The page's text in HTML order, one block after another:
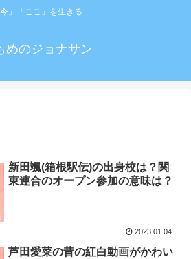
今」「ここ」を生きる
めのジョナサン
新田颯(箱根駅伝)の出身校は？関
東連合のオープン参加の意味は？
2023.01.04
芦田愛菜の昔の紅白動画がかわい